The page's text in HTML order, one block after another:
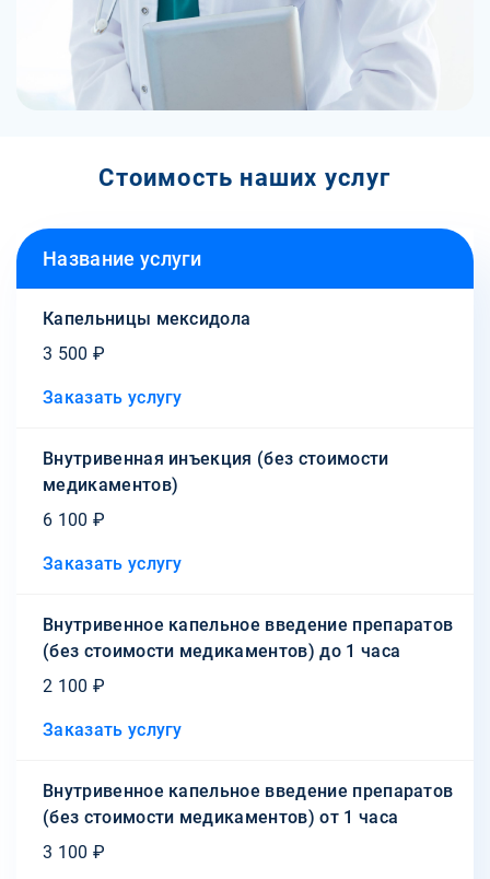
Стоимость наших услуг
Название услуги
Капельницы мексидола
3 500 ₽
Заказать услугу
Внутривенная инъекция (без стоимости
медикаментов)
6 100 ₽
Заказать услугу
Внутривенное капельное введение препаратов
(без стоимости медикаментов) до 1 часа
2 100 ₽
Заказать услугу
Внутривенное капельное введение препаратов
(без стоимости медикаментов) от 1 часа
3 100 ₽